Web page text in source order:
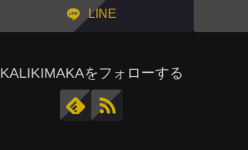
LINE
KALIKIMAKAをフォローする